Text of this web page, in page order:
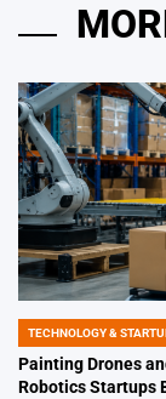
POSTED
IN
TECHNOLOGY &
Painting Drones
Robotics Startups